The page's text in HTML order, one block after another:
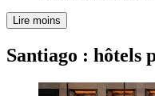
Lire moins
Santiago : hôtels